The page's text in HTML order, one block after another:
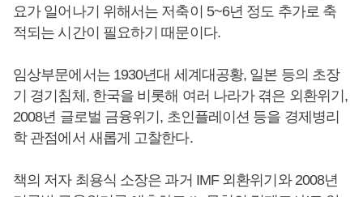
요가 일어나기 위해서는 저축이 5~6년 정도 추가로 축
적되는 시간이 필요하기 때문이다.
임상부문에서는 1930년대 세계대공황, 일본 등의 초장
기 경기침체, 한국을 비롯해 여러 나라가 겪은 외환위기,
2008년 글로벌 금융위기, 초인플레이션 등을 경제병리
학 관점에서 새롭게 고찰한다.
책의 저자 최용식 소장은 과거 IMF 외환위기와 2008년